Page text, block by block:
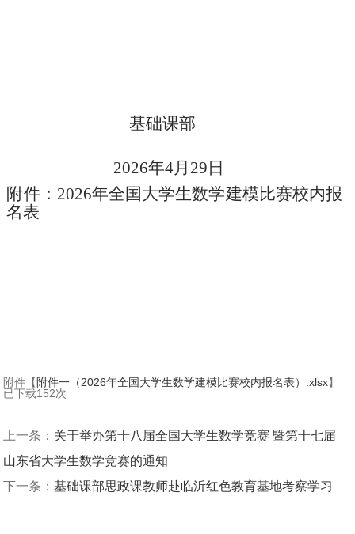
基础课部
2026年4月29 日
附件： 2026年全国大学生数学建模比赛校内报
名表
附件【 附件一（2026年全国大学生数学建模比赛校内报名表）.xlsx】
已下载152次
上一条： 关于举办第十八届全国大学生数学竞赛 暨第十七届
山东省大学生数学竞赛的通知
下一条：基础课部思政课教师赴临沂红色教育基地考察学习